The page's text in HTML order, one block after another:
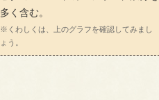
多く含む。
※くわしくは、上のグラフを確認してみまし
ょう。